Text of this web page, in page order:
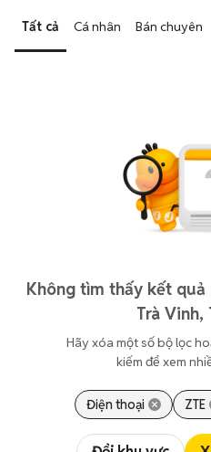
Tất cả Cá nhân Bán chuyên
Không tìm thấy kết
Trà Vinh,
Hãy xóa một số bộ lọc
kiếm để xem
Điện thoại ZTE